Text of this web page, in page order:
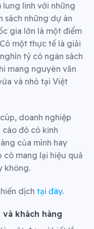
linh với những
sách những dự án
gia lớn là một điểm
một thực tế là giải
tỷ có ngân sách
mang nguyên văn
và nhỏ tại Việt
doanh nghiệp
đó có kinh
của mình hay
có mang lại hiệu quả
không.
dịch tại đây.
và khách hàng